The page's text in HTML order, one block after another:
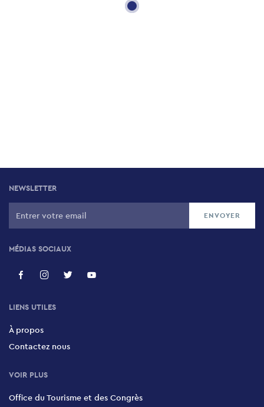
NEWSLETTER
MÉDIAS SOCIAUX
LIENS UTILES
À propos
Contactez nous
VOIR PLUS
Office du Tourisme et des Congrès